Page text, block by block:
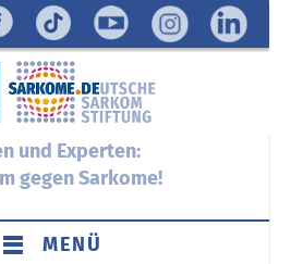
und Experten:
gegen Sarkome!
MENÜ